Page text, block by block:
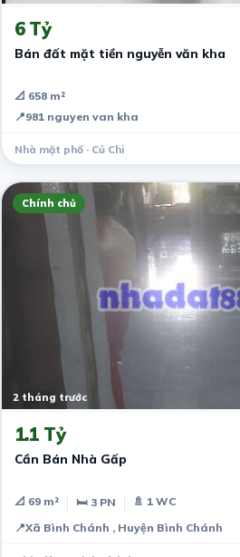
6 Tỷ
Bán đất mặt tiền nguyễn văn kha
📐 658 m²
📍981 nguyen van kha
Nhà mặt phố · Củ Chi
Chính chủ
2 tháng trước
1.1 Tỷ
Cần Bán Nhà Gấp
📐 69 m² 🛏 3 PN
🚿 1 WC
📍Xã Bình Chánh , Huyện Bình Chánh